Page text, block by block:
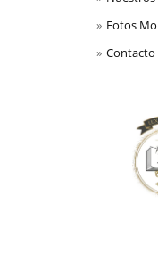
Fotos
Contacto